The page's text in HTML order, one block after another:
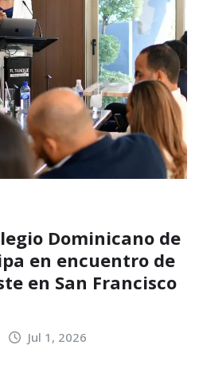
Dominicano de
en encuentro de
en San Francisco
Jul 1, 2026